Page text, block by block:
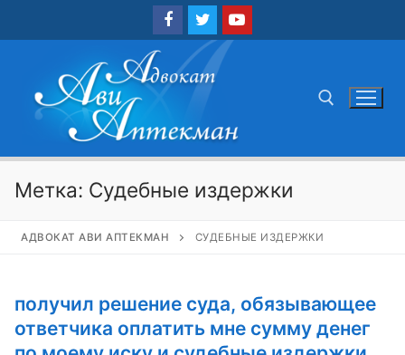
Метка: Судебные издержки
АДВОКАТ АВИ АПТЕКМАН СУДЕБНЫЕ ИЗДЕРЖКИ
получил решение суда, обязывающее
ответчика оплатить мне сумму денег